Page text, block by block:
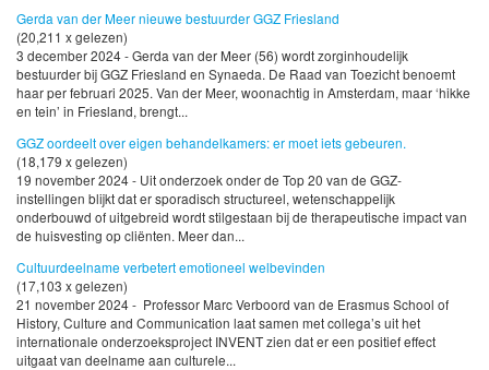
Gerda van der Meer nieuwe bestuurder GGZ Friesland
(20,211 x gelezen)
3 december 2024 - Gerda van der Meer (56) wordt zorginhoudelijk
bestuurder bij GGZ Friesland en Synaeda. De Raad van Toezicht benoemt
haar per februari 2025. Van der Meer, woonachtig in Amsterdam, maar ‘hikke
en tein’ in Friesland, brengt...
GGZ oordeelt over eigen behandelkamers: er moet iets gebeuren.
(18,179 x gelezen)
19 november 2024 - Uit onderzoek onder de Top 20 van de GGZ-
instellingen blijkt dat er sporadisch structureel, wetenschappelijk
onderbouwd of uitgebreid wordt stilgestaan bij de therapeutische impact van
de huisvesting op cliënten. Meer dan...
Cultuurdeelname verbetert emotioneel welbevinden
(17,103 x gelezen)
21 november 2024 - Professor Marc Verboord van de Erasmus School of
History, Culture and Communication laat samen met collega’s uit het
internationale onderzoeksproject INVENT zien dat er een positief effect
uitgaat van deelname aan culturele...